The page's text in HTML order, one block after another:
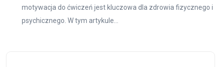
motywacja do ćwiczeń jest kluczowa dla zdrowia fizycznego i
psychicznego. W tym artykule...